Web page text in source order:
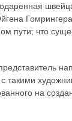
пути; что
такими
на